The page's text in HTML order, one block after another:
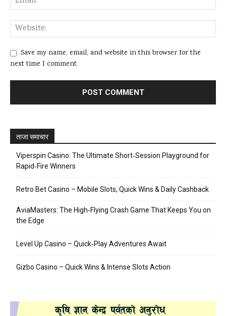
Save my name, email, and website in this browser for the
next time I comment.
ताजा समाचार
Viperspin Casino: The Ultimate Short‑Session Playground for
Rapid‑Fire Winners
Retro Bet Casino – Mobile Slots, Quick Wins & Daily Cashback
AviaMasters: The High‑Flying Crash Game That Keeps You on
the Edge
Level Up Casino – Quick‑Play Adventures Await
Gizbo Casino – Quick Wins & Intense Slots Action